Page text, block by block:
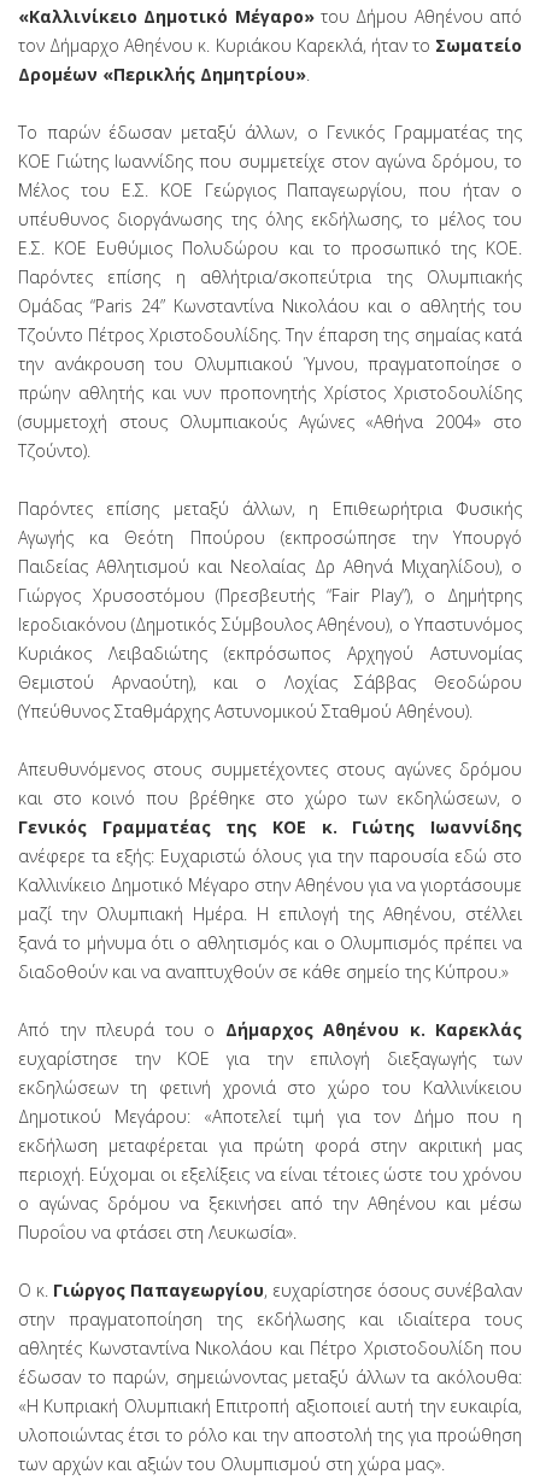
«Καλλινίκειο Δημοτικό Μέγαρο»του Δήμου Αθηένου από
τον Δήμαρχο Αθηένου κ. Κυριάκου Καρεκλά, ήταν το Σωματείο
Δρομέων «Περικλής Δημητρίου»
Το παρών έδωσαν μεταξύ άλλων, ο Γενικός Γραμματέας της
ΚΟΕ Γιώτης Ιωαννίδης που συμμετείχε στον αγώνα δρόμου, το
Μέλος του Ε.Σ. ΚΟΕ Γεώργιος Παπαγεωργίου, που ήταν ο
υπέυθυνος διοργάνωσης της όλης εκδήλωσης, το μέλος του
Ε.Σ. ΚΟΕ Ευθύμιος Πολυδώρου και το προσωπικό της ΚΟΕ.
Παρόντες επίσης η αθλήτρια/σκοπεύτρια της Ολυμπιακής
Ομάδας “Paris 24” Κωνσταντίνα Νικολάου και ο αθλητής του
Τζούντο Πέτρος Χριστοδουλίδης. Την έπαρση της σημαίας κατά
την ανάκρουση του Ολυμπιακού Ύμνου, πραγματοποίησε ο
πρώην αθλητής και νυν προπονητής Χρίστος Χριστοδουλίδης
(συμμετοχή στους Ολυμπιακούς Αγώνες «Αθήνα 2004» στο
Τζούντο).
Παρόντες επίσης μεταξύ άλλων, η Επιθεωρήτρια Φυσικής
Αγωγής κα Θεότη Ππούρου (εκπροσώπησε την Υπουργό
Παιδείας Αθλητισμού και Νεολαίας Δρ Αθηνά Μιχαηλίδου), ο
Γιώργος Χρυσοστόμου (Πρεσβευτής “Fair Play”), ο Δημήτρης
Ιεροδιακόνου (Δημοτικός Σύμβουλος Αθηένου), ο Υπαστυνόμος
Κυριάκος Λειβαδιώτης (εκπρόσωπος Αρχηγού Αστυνομίας
Θεμιστού Αρναούτη), και ο Λοχίας Σάββας Θεοδώρου
(Υπεύθυνος Σταθμάρχης Αστυνομικού Σταθμού Αθηένου).
Απευθυνόμενος στους συμμετέχοντες στους αγώνες δρόμου
και στο κοινό που βρέθηκε στο χώρο των εκδηλώσεων, ο
Γενικός Γραμματέας της ΚΟΕ κ. Γιώτης Ιωαννίδης
ανέφερε τα εξής: Ευχαριστώ όλους για την παρουσία εδώ στο
Καλλινίκειο Δημοτικό Μέγαρο στην Αθηένου για να γιορτάσουμε
μαζί την Ολυμπιακή Ημέρα. Η επιλογή της Αθηένου, στέλλει
ξανά το μήνυμα ότι ο αθλητισμός και ο Ολυμπισμός πρέπει να
διαδοθούν και να αναπτυχθούν σε κάθε σημείο της Κύπρου.»
Από την πλευρά του ο Δήμαρχος Αθηένου κ. Καρεκλάς
ευχαρίστησε την ΚΟΕ για την επιλογή διεξαγωγής των
εκδηλώσεων τη φετινή χρονιά στο χώρο του Καλλινίκειου
Δημοτικού Μεγάρου: «Αποτελεί τιμή για τον Δήμο που η
εκδήλωση μεταφέρεται για πρώτη φορά στην ακριτική μας
περιοχή. Εύχομαι οι εξελίξεις να είναι τέτοιες ώστε του χρόνου
ο αγώνας δρόμου να ξεκινήσει από την Αθηένου και μέσω
Πυροΐου να φτάσει στη Λευκωσία».
Ο κ. Γιώργος Παπαγεωργίου, ευχαρίστησε όσους συνέβαλαν
στην πραγματοποίηση της εκδήλωσης και ιδιαίτερα τους
αθλητές Κωνσταντίνα Νικολάου και Πέτρο Χριστοδουλίδη που
έδωσαν το παρών, σημειώνοντας μεταξύ άλλων τα ακόλουθα:
«Η Κυπριακή Ολυμπιακή Επιτροπή αξιοποιεί αυτή την ευκαιρία,
υλοποιώντας έτσι το ρόλο και την αποστολή της για προώθηση
των αρχών και αξιών του Ολυμπισμού στη χώρα μας».